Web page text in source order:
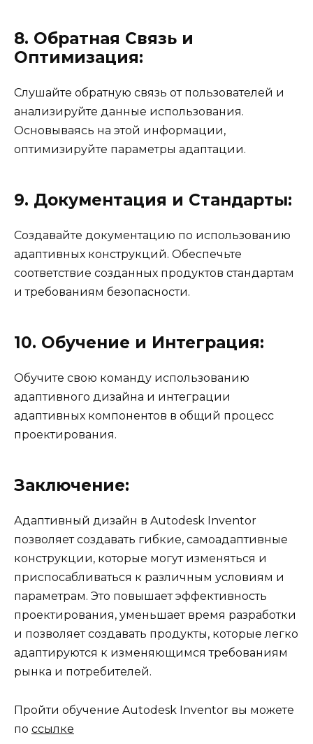
8. Обратная Связь и
Оптимизация:
Слушайте обратную связь от пользователей и
анализируйте данные использования.
Основываясь на этой информации,
оптимизируйте параметры адаптации.
9. Документация и Стандарты:
Создавайте документацию по использованию
адаптивных конструкций. Обеспечьте
соответствие созданных продуктов стандартам
и требованиям безопасности.
10. Обучение и Интеграция:
Обучите свою команду использованию
адаптивного дизайна и интеграции
адаптивных компонентов в общий процесс
проектирования.
Заключение:
Адаптивный дизайн в Autodesk Inventor
позволяет создавать гибкие, самоадаптивные
конструкции, которые могут изменяться и
приспосабливаться к различным условиям и
параметрам. Это повышает эффективность
проектирования, уменьшает время разработки
и позволяет создавать продукты, которые легко
адаптируются к изменяющимся требованиям
рынка и потребителей.
Пройти обучение Autodesk Inventor вы можете
по ссылке